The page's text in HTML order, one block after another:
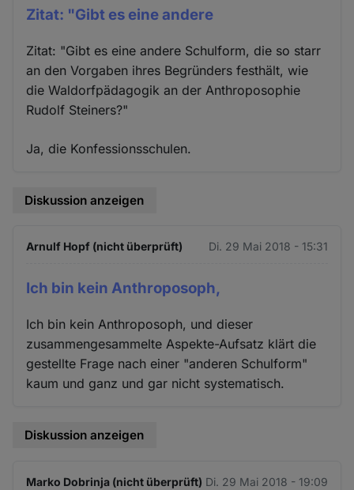
Zitat: "Gibt es eine andere
Zitat: "Gibt es eine andere Schulform, die so starr
an den Vorgaben ihres Begründers festhält, wie
die Waldorfpädagogik an der Anthroposophie
Rudolf Steiners?"
Ja, die Konfessionsschulen.
Diskussion anzeigen
Arnulf Hopf (nicht überprüft) Di. 29 Mai 2018 - 15:31
Ich bin kein Anthroposoph,
Ich bin kein Anthroposoph, und dieser
zusammengesammelte Aspekte-Aufsatz klärt die
gestellte Frage nach einer "anderen Schulform"
kaum und ganz und gar nicht systematisch.
Diskussion anzeigen
Marko Dobrinja (nicht überprüft) Di. 29 Mai 2018 - 19:09